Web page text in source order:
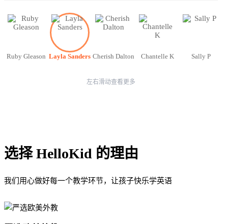
Ruby Gleason Layla Sanders Cherish Dalton Chantelle K Sally P
选择 HelloKid 的理由
我们用心做好每一个教学环节，让孩子快乐学英语